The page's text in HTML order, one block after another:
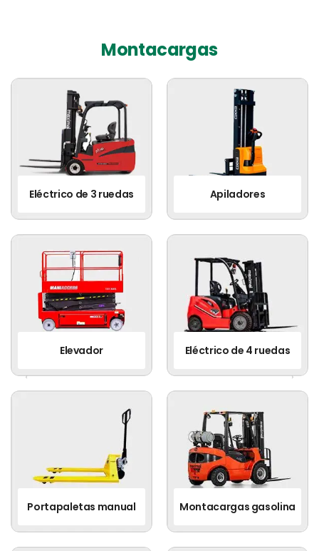
Apiladores
Eléctrico de 4 ruedas
Montacargas gasolina
Equipos del
Basurero Industrial
Cesta de Alambre
Pushback Rack